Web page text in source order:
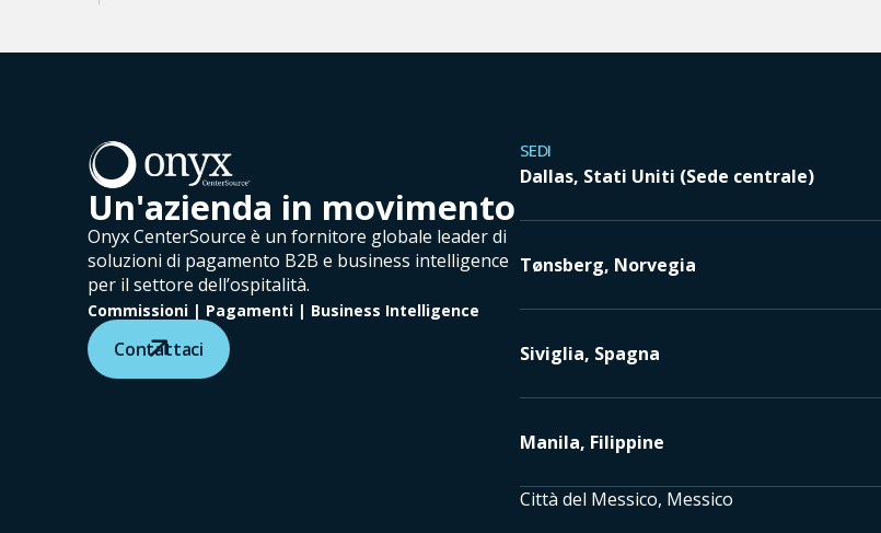
Un'azienda in movimento
Onyx CenterSource è un fornitore globale leader di
soluzioni di pagamento B2B e business intelligence
per il settore dell’ospitalità.
Commissioni | Pagamenti | Business Intelligence
Contattaci
SEDI
Dallas, Stati Uniti (Sede centrale)
Tønsberg, Norvegia
Siviglia, Spagna
Manila, Filippine
Città del Messico, Messico